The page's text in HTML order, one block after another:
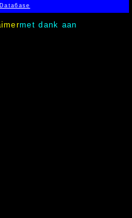
Data6ase
met dank aan